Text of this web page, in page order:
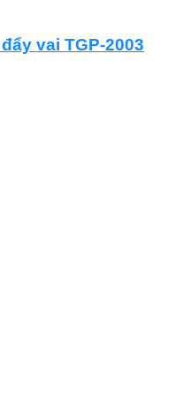
vai TGP-2003